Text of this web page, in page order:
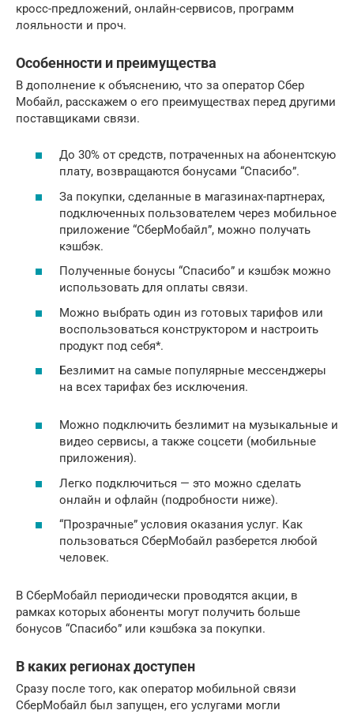
кросс-предложений, онлайн-сервисов, программ
лояльности и проч.
Особенности и преимущества
В дополнение к объяснению, что за оператор Сбер
Мобайл, расскажем о его преимуществах перед другими
поставщиками связи.
До 30% от средств, потраченных на абонентскую
плату, возвращаются бонусами “Спасибо”.
За покупки, сделанные в магазинах-партнерах,
подключенных пользователем через мобильное
приложение “СберМобайл”, можно получать
кэшбэк.
Полученные бонусы “Спасибо” и кэшбэк можно
использовать для оплаты связи.
Можно выбрать один из готовых тарифов или
воспользоваться конструктором и настроить
продукт под себя*.
Безлимит на самые популярные мессенджеры
на всех тарифах без исключения.
Можно подключить безлимит на музыкальные и
видео сервисы, а также соцсети (мобильные
приложения).
Легко подключиться — это можно сделать
онлайн и офлайн (подробности ниже).
“Прозрачные” условия оказания услуг. Как
пользоваться СберМобайл разберется любой
человек.
В СберМобайл периодически проводятся акции, в
рамках которых абоненты могут получить больше
бонусов “Спасибо” или кэшбэка за покупки.
В каких регионах доступен
Сразу после того, как оператор мобильной связи
СберМобайл был запущен, его услугами могли